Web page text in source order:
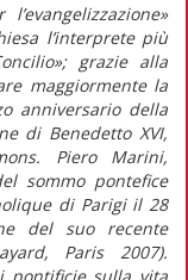
l’interprete più
grazie alla
maggiormente la
anniversario della
di Benedetto XVI,
Piero Marini,
sommo pontefice
di Parigi il 28
del suo recente
Paris 2007).